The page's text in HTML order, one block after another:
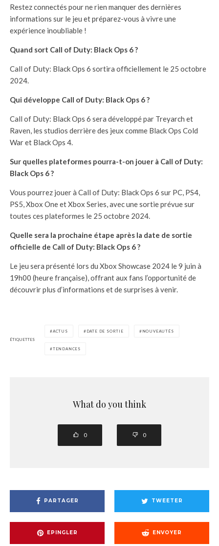
Restez connectés pour ne rien manquer des dernières
informations sur le jeu et préparez-vous à vivre une
expérience inoubliable !
Quand sort Call of Duty: Black Ops 6 ?
Call of Duty: Black Ops 6 sortira officiellement le 25 octobre
2024.
Qui développe Call of Duty: Black Ops 6 ?
Call of Duty: Black Ops 6 sera développé par Treyarch et
Raven, les studios derrière des jeux comme Black Ops Cold
War et Black Ops 4.
Sur quelles plateformes pourra-t-on jouer à Call of Duty:
Black Ops 6 ?
Vous pourrez jouer à Call of Duty: Black Ops 6 sur PC, PS4,
PS5, Xbox One et Xbox Series, avec une sortie prévue sur
toutes ces plateformes le 25 octobre 2024.
Quelle sera la prochaine étape après la date de sortie
officielle de Call of Duty: Black Ops 6 ?
Le jeu sera présenté lors du Xbox Showcase 2024 le 9 juin à
19h00 (heure française), offrant aux fans l’opportunité de
découvrir plus d’informations et de surprises à venir.
ÉTIQUETTES
ACTUS DATE DE SORTIE NOUVEAUTÉS
TENDANCES
What do you think
0 0
PARTAGER TWEETER
EPINGLER ENVOYER